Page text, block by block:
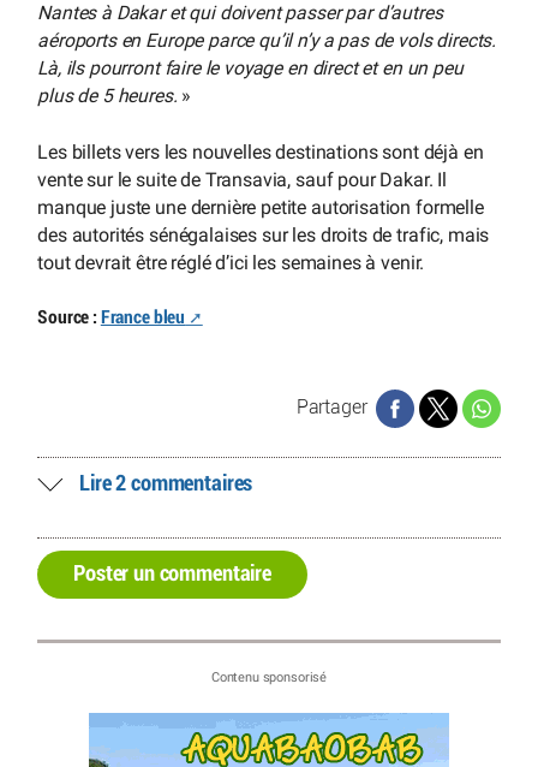
Nantes à Dakar et qui doivent passer par d’autres
aéroports en Europe parce qu’il n’y a pas de vols directs.
Là, ils pourront faire le voyage en direct et en un peu
plus de 5 heures. »
Les billets vers les nouvelles destinations sont déjà en
vente sur le suite de Transavia, sauf pour Dakar. Il
manque juste une dernière petite autorisation formelle
des autorités sénégalaises sur les droits de trafic, mais
tout devrait être réglé d’ici les semaines à venir.
Source : France bleu
Partager
Lire 2 commentaires
Poster un commentaire